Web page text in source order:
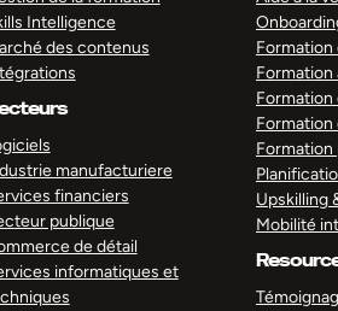
Intelligence
des contenus
manufacturiere
financiers
publique
de détail
informatiques et
Formation
Formation
Formation
Upskilling
Mobilité